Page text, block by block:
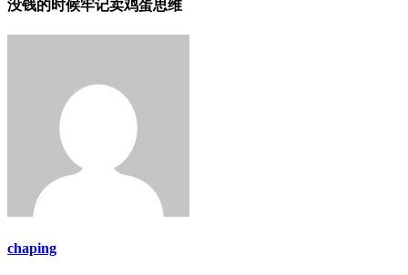
没钱的时候牢记卖鸡蛋思维
chaping